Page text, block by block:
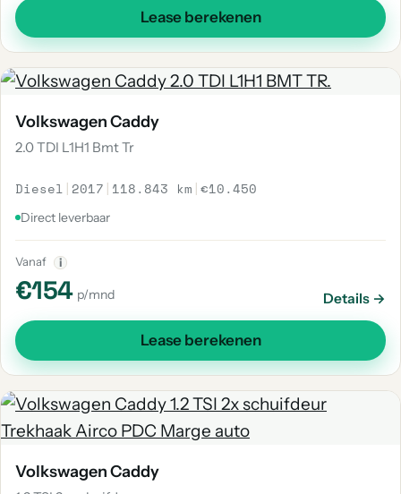
Lease berekenen
Volkswagen Caddy
2.0 TDI L1H1 Bmt Tr
Diesel | 2017 | 118.843 km |€10.450
Direct leverbaar
Vanaf i
€154 p/mnd Details →
Lease berekenen
Volkswagen Caddy